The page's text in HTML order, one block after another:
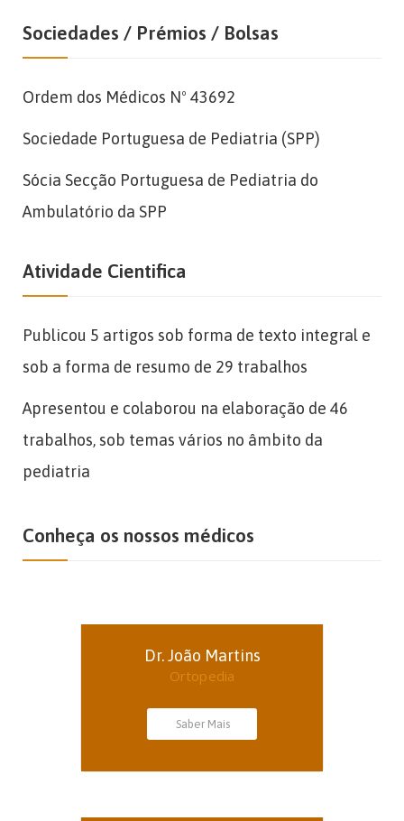
Sociedades / Prémios / Bolsas
Ordem dos Médicos Nº 43692
Sociedade Portuguesa de Pediatria (SPP)
Sócia Secção Portuguesa de Pediatria do
Ambulatório da SPP
Atividade Cientifica
Publicou 5 artigos sob forma de texto integral e
sob a forma de resumo de 29 trabalhos
Apresentou e colaborou na elaboração de 46
trabalhos, sob temas vários no âmbito da
pediatria
Conheça os nossos médicos
Dr. João Martins
Ortopedia
Saber Mais